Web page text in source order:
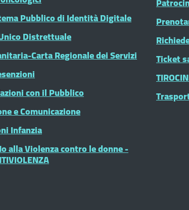
Pubblico di Identità Digitale
Distrettuale
Carta Regionale dei Servizi
con il Pubblico
e Comunicazione
Infanzia
alla Violenza contro le donne -
Ticket